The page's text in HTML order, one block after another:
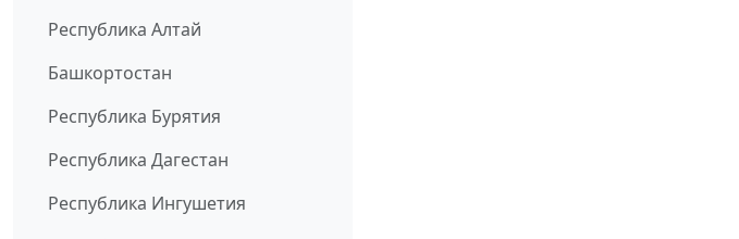
Республика Алтай
Башкортостан
Республика Бурятия
Республика Дагестан
Республика Ингушетия